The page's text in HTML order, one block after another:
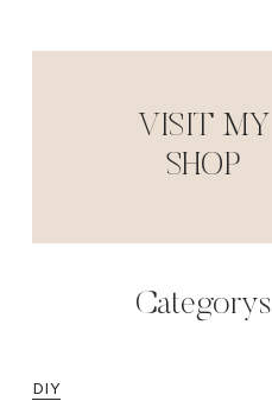
VISIT MY
SHOP
Categorys
DIY